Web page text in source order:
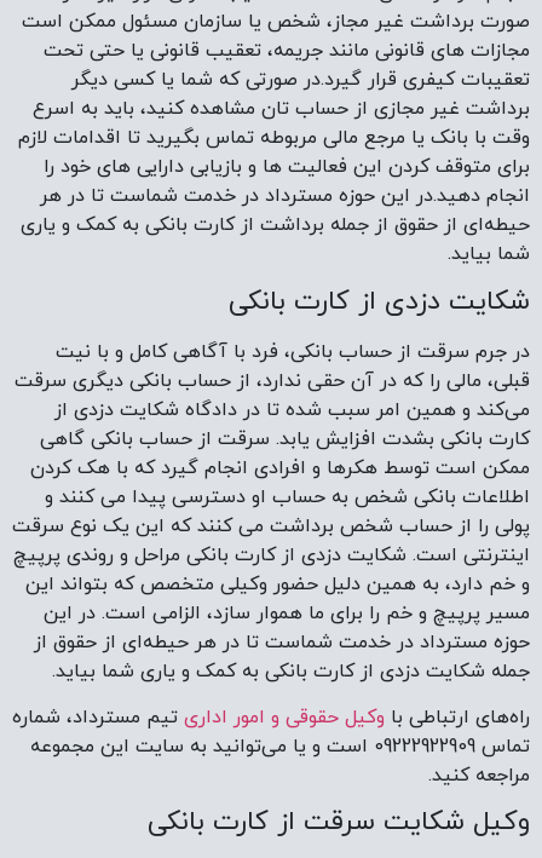
صورت برداشت غیر مجاز، شخص یا سازمان مسئول ممکن است
مجازات های قانونی مانند جریمه، تعقیب قانونی یا حتی تحت
تعقیبات کیفری قرار گیرد.در صورتی که شما یا کسی دیگر
برداشت غیر مجازی از حساب تان مشاهده کنید، باید به اسرع
وقت با بانک یا مرجع مالی مربوطه تماس بگیرید تا اقدامات لازم
برای متوقف کردن این فعالیت‌ ها و بازیابی دارایی‌ های خود را
انجام دهید.در این حوزه مسترداد در خدمت شماست تا در هر
حیطه‌ای از حقوق از جمله برداشت از کارت بانکی به کمک و یاری
شما بیاید.
شکایت دزدی از کارت بانکی
در جرم سرقت از حساب بانکی، فرد با آگاهی کامل و با نیت
قبلی، مالی را که در آن حقی ندارد، از حساب بانکی دیگری سرقت
می‌کند و همین امر سبب شده تا در دادگاه شکایت دزدی از
کارت بانکی بشدت افزایش یابد. سرقت از حساب بانکی گاهی
ممکن است توسط هکرها و افرادی انجام گیرد که با هک کردن
اطلاعات بانکی شخص به حساب او دسترسی پیدا می کنند و
پولی را از حساب شخص برداشت می کنند که این یک نوع سرقت
اینترنتی است. شکایت دزدی از کارت بانکی مراحل و روندی پرپیچ
و خم دارد، به همین دلیل حضور وکیلی متخصص که بتواند این
مسیر پرپیچ و خم را برای ما هموار سازد، الزامی است. در این
حوزه مسترداد در خدمت شماست تا در هر حیطه‌ای از حقوق از
جمله شکایت دزدی از کارت بانکی به کمک و یاری شما بیاید.
راه‌های ارتباطی با وکیل حقوقی و امور اداری تیم مسترداد، شماره
تماس ‌09222922909 است و یا می‌توانید به سایت این مجموعه
مراجعه کنید.
وکیل شکایت سرقت از کارت بانکی